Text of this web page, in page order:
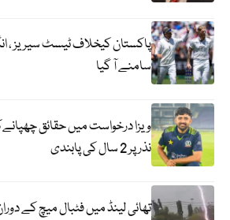
سامنے آ گیا
ویزا درخواست میں حقائق
نذر پر 2 سال کی پابندی
تھائی لینڈ میں فٹبال میچ کے